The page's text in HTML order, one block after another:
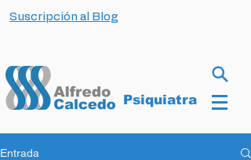
Suscripción al Blog
Psiquiatra
Entrada